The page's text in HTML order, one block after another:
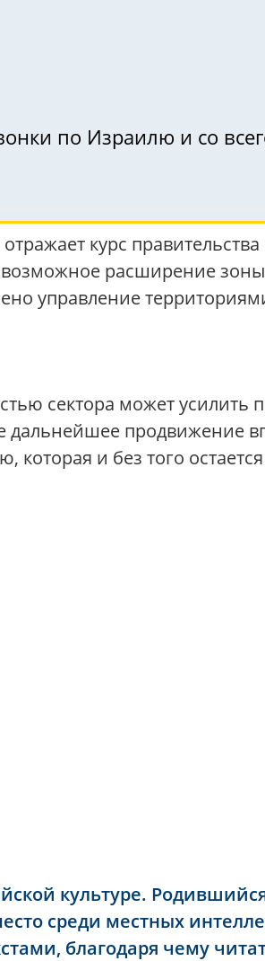
по Израилю и со
курс
расширение
управление
сектора может
дальнейшее продвижение
и без того
культуре.
среди местных
благодаря чему